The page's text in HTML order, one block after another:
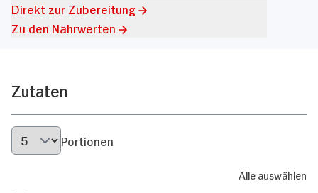
Direkt zur Zubereitung
Zu den Nährwerten
Zutaten
Portionen
Alle auswählen